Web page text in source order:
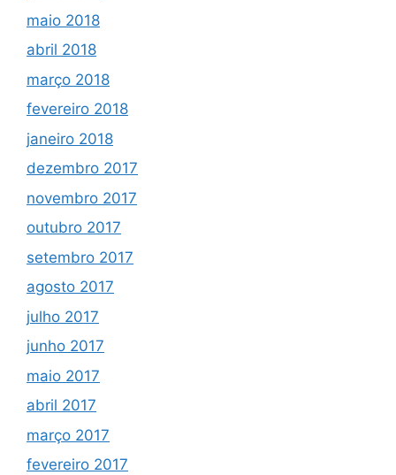
maio 2018
abril 2018
março 2018
fevereiro 2018
janeiro 2018
dezembro 2017
novembro 2017
outubro 2017
setembro 2017
agosto 2017
julho 2017
junho 2017
maio 2017
abril 2017
março 2017
fevereiro 2017